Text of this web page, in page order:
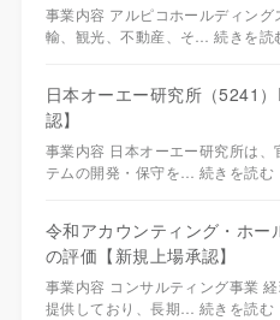
事業内容 アルピコホールディン
輸、観光、不動産、そ…続きを読
日本オーエー研究所（5241
認】
事業内容 日本オーエー研究所は
テムの開発・保守を… 続きを読む
令和アカウンティング・ホ
の評価【新規上場承認】
事業内容 コンサルティング事業
提供しており、長期… 続きを読む